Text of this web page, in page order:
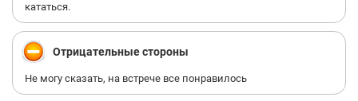
кататься.
Отрицательные стороны
Не могу сказать, на встрече все понравилось